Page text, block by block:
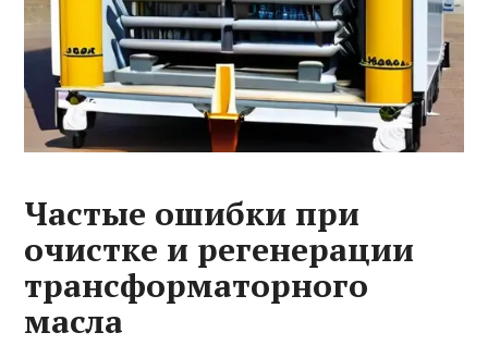
Частые ошибки при
очистке и регенерации
трансформаторного
масла